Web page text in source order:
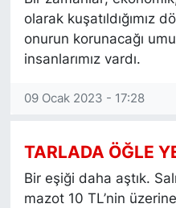
olarak kuşatıldığımız
onurun korunacağı
insanlarımız vardı.
09 Ocak 2023 - 17:28
TARLADA ÖĞLE
Bir eşiği daha aştık.
mazot 10 TL’nin üzerine